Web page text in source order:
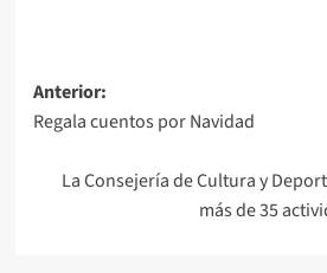
Navegación
de
entradas
Anterior:
Regala cuentos por Navidad
La Consejería de Cultura y
más de 35